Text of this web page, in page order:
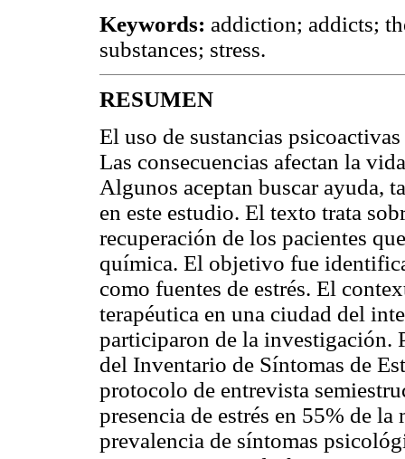
Keywords: addiction; addicts;
substances; stress.
RESUMEN
El uso de sustancias
Las consecuencias afectan la
Algunos aceptan buscar ayuda,
en este estudio. El texto trata
recuperación de los pacientes
química. El objetivo fue
como fuentes de estrés. El
terapéutica en una ciudad del
participaron de la investigación.
del Inventario de Síntomas de
protocolo de entrevista
presencia de estrés en 55% de
prevalencia de síntomas